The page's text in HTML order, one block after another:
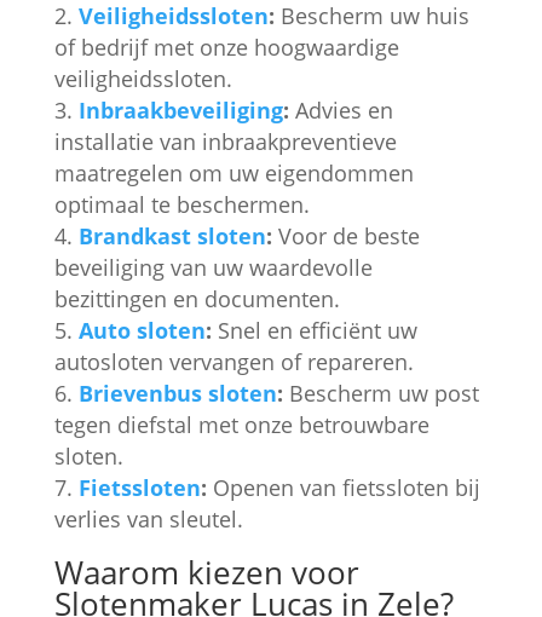
Veiligheidssloten: Bescherm uw huis
of bedrijf met onze hoogwaardige
veiligheidssloten.
Inbraakbeveiliging: Advies en
installatie van inbraakpreventieve
maatregelen om uw eigendommen
optimaal te beschermen.
Brandkast sloten: Voor de beste
beveiliging van uw waardevolle
bezittingen en documenten.
Auto sloten: Snel en efficiënt uw
autosloten vervangen of repareren.
Brievenbus sloten: Bescherm uw post
tegen diefstal met onze betrouwbare
sloten.
Fietssloten: Openen van fietssloten bij
verlies van sleutel.
Waarom kiezen voor
Slotenmaker Lucas in Zele?